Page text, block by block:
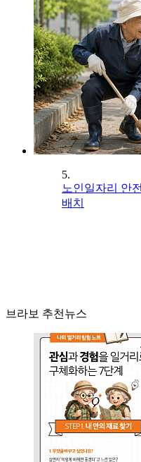
5.
노인일자리 안
배치
브라보 추천뉴스